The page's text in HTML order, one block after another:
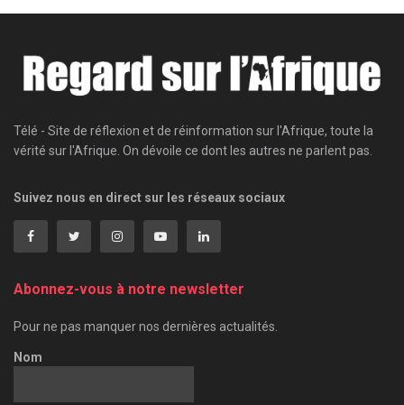
Télé - Site de réflexion et de réinformation sur l'Afrique, toute la
vérité sur l'Afrique. On dévoile ce dont les autres ne parlent pas.
Suivez nous en direct sur les réseaux sociaux
Abonnez-vous à notre newsletter
Pour ne pas manquer nos dernières actualités.
Nom